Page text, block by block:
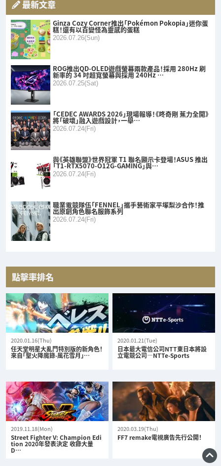
最新文章
Ginza Cozy Corner推出「Pokémon Pokopia」迷你蛋
糕！還有以百變怪為靈感的蛋糕
2026.07.26(Sun)
ROG推出QD-OLED遊戲螢幕兩款產品！採用 280Hz 刷
新率的 34 吋超寬螢幕與採用 240Hz …
2026.07.25(Sat)
「CEDEC AWARDS 2026」現場報導！《咚奇剛 蕉力全開》
將「破壞」融入遊戲設計，一舉…
2026.07.24(Fri)
與《英雄聯盟》世界冠軍 T1 聯名顯示卡登場！ASUS 推出
「T1-RTX5070-O12G-GAMING」與…
2026.07.24(Fri)
職業電競隊伍「FENNEL」攜手藝術家平塚梨沙合作！推
出原創角色聯名服飾系列
2026.07.24(Fri)
點擊率排名
2020.01.16(Thu)
任天堂明星大亂鬥特別版的新角色！
來自「聖火降魔錄-風花雪月」…
2020.01.21(Tue)
日本最大電信公司NTT東日本將設
立電競公司—NTTe-Sports
2019.11.18(Mon)
Street Fighter V: Champion Edi
tion 2020年發表決定 收錄大量
D…
2020.03.19(Thu)
FF7 remake電視廣告先行公開！